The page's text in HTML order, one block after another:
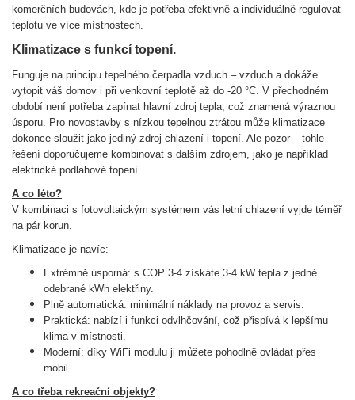
komerčních budovách, kde je potřeba efektivně a individuálně regulovat
teplotu ve více místnostech.
Klimatizace s funkcí topení.
Funguje na principu tepelného čerpadla vzduch – vzduch a dokáže
vytopit váš domov i při venkovní teplotě až do -20 °C. V přechodném
období není potřeba zapínat hlavní zdroj tepla, což znamená výraznou
úsporu. Pro novostavby s nízkou tepelnou ztrátou může klimatizace
dokonce sloužit jako jediný zdroj chlazení i topení. Ale pozor – tohle
řešení doporučujeme kombinovat s dalším zdrojem, jako je například
elektrické podlahové topení.
A co léto?
V kombinaci s fotovoltaickým systémem vás letní chlazení vyjde téměř
na pár korun.
Klimatizace je navíc:
Extrémně úsporná: s COP 3-4 získáte 3-4 kW tepla z jedné
odebrané kWh elektřiny.
Plně automatická: minimální náklady na provoz a servis.
Praktická: nabízí i funkci odvlhčování, což přispívá k lepšímu
klima v místnosti.
Moderní: díky WiFi modulu ji můžete pohodlně ovládat přes
mobil.
A co třeba rekreační objekty?